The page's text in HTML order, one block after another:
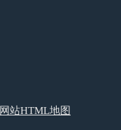
网站HTML地图